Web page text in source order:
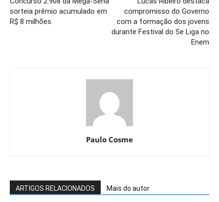
sorteia prêmio acumulado em
R$ 8 milhões
compromisso do Governo
com a formação dos jovens
durante Festival do Se Liga no
Enem
Paulo Cosme
ARTIGOS RELACIONADOS Mais do autor